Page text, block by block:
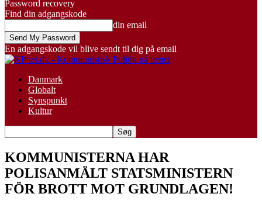
Password recovery
Find din adgangskode
din email
En adgangskode vil blive sendt til dig på email
Danmark
Globalt
Synspunkt
Kultur
KOMMUNISTERNA HAR
POLISANMÄLT STATSMINISTERN
FÖR BROTT MOT GRUNDLAGEN!